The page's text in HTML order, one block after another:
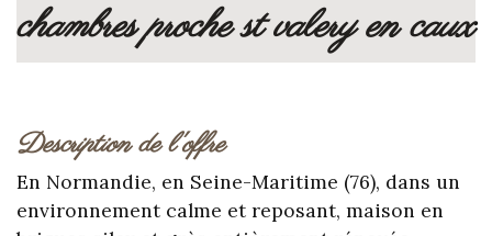
chambres proche st valery en caux
description de l'offre
En Normandie, en Seine-Maritime (76), dans un
environnement calme et reposant, maison en